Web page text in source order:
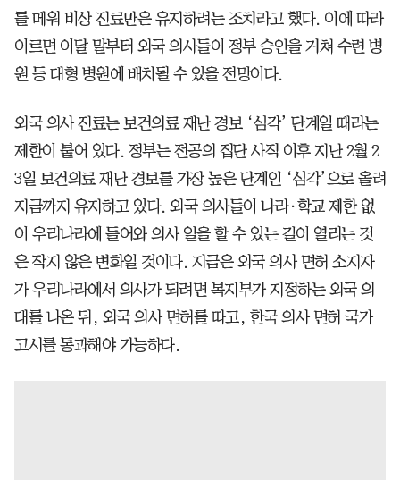
를 메워 비상 진료만은 유지하려는 조치라고 했다. 이에 따라
이르면 이달 말부터 외국 의사들이 정부 승인을 거쳐 수련 병
원 등 대형 병원에 배치될 수 있을 전망이다.
외국 의사 진료는 보건의료 재난 경보 ‘심각’ 단계일 때라는
제한이 붙어 있다. 정부는 전공의 집단 사직 이후 지난 2월 2
3일 보건의료 재난 경보를 가장 높은 단계인 ‘심각’으로 올려
지금까지 유지하고 있다. 외국 의사들이 나라·학교 제한 없
이 우리나라에 들어와 의사 일을 할 수 있는 길이 열리는 것
은 작지 않은 변화일 것이다. 지금은 외국 의사 면허 소지자
가 우리나라에서 의사가 되려면 복지부가 지정하는 외국 의
대를 나온 뒤, 외국 의사 면허를 따고, 한국 의사 면허 국가
고시를 통과해야 가능하다.